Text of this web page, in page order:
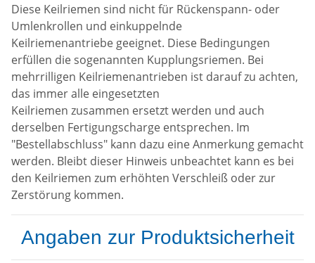
Diese Keilriemen sind nicht für Rückenspann- oder
Umlenkrollen und einkuppelnde
Keilriemenantriebe geeignet. Diese Bedingungen
erfüllen die sogenannten Kupplungsriemen. Bei
mehrrilligen Keilriemenantrieben ist darauf zu achten,
das immer alle eingesetzten
Keilriemen zusammen ersetzt werden und auch
derselben Fertigungscharge entsprechen. Im
"Bestellabschluss" kann dazu eine Anmerkung gemacht
werden. Bleibt dieser Hinweis unbeachtet kann es bei
den Keilriemen zum erhöhten Verschleiß oder zur
Zerstörung kommen.
Angaben zur Produktsicherheit